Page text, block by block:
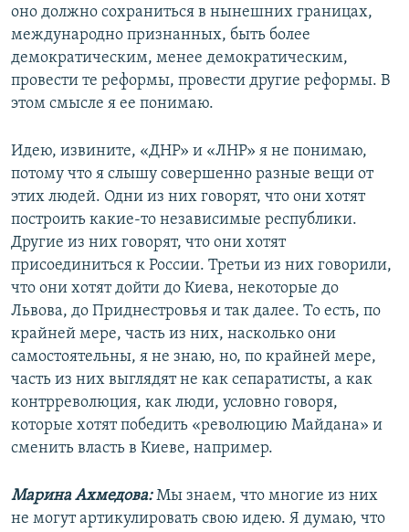
оно должно сохраниться в нынешних границах,
международно признанных, быть более
демократическим, менее демократическим,
провести те реформы, провести другие реформы. В
этом смысле я ее понимаю.
Идею, извините, «ДНР» и «ЛНР» я не понимаю,
потому что я слышу совершенно разные вещи от
этих людей. Одни из них говорят, что они хотят
построить какие-то независимые республики.
Другие из них говорят, что они хотят
присоединиться к России. Третьи из них говорили,
что они хотят дойти до Киева, некоторые до
Львова, до Приднестровья и так далее. То есть, по
крайней мере, часть из них, насколько они
самостоятельны, я не знаю, но, по крайней мере,
часть из них выглядят не как сепаратисты, а как
контрреволюция, как люди, условно говоря,
которые хотят победить «революцию Майдана» и
сменить власть в Киеве, например.
Марина Ахмедова:Мы знаем, что многие из них
не могут артикулировать свою идею. Я думаю, что